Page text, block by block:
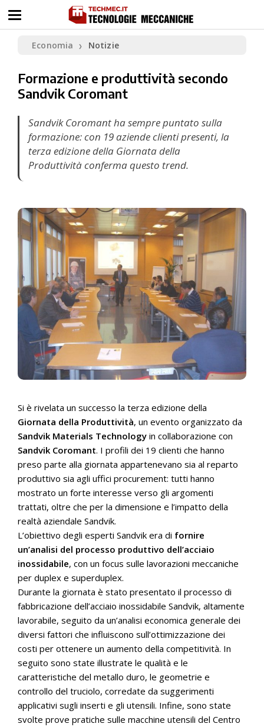
Economia ❯ Notizie
Formazione e produttività secondo
Sandvik Coromant
Sandvik Coromant ha sempre puntato sulla
formazione: con 19 aziende clienti presenti, la
terza edizione della Giornata della
Produttività conferma questo trend.
Si è rivelata un successo la terza edizione della
Giornata della Produttività, un evento organizzato da
Sandvik Materials Technology in collaborazione con
Sandvik Coromant. I profili dei 19 clienti che hanno
preso parte alla giornata appartenevano sia al reparto
produttivo sia agli uffici procurement: tutti hanno
mostrato un forte interesse verso gli argomenti
trattati, oltre che per la dimensione e l’impatto della
realtà aziendale Sandvik.
L’obiettivo degli esperti Sandvik era di fornire
un’analisi del processo produttivo dell’acciaio
inossidabile, con un focus sulle lavorazioni meccaniche
per duplex e superduplex.
Durante la giornata è stato presentato il processo di
fabbricazione dell’acciaio inossidabile Sandvik, altamente
lavorabile, seguito da un’analisi economica generale dei
diversi fattori che influiscono sull’ottimizzazione dei
costi per ottenere un aumento della competitività. In
seguito sono state illustrate le qualità e le
caratteristiche del metallo duro, le geometrie e
controllo del truciolo, corredate da suggerimenti
applicativi sugli inserti e gli utensili. Infine, sono state
svolte prove pratiche sulle macchine utensili del Centro